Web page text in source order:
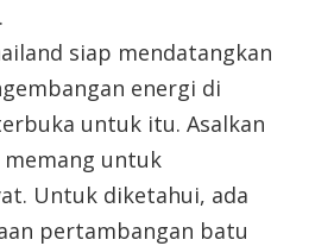
siap mendatangkan
energi di
untuk itu. Asalkan
untuk
Untuk diketahui, ada
pertambangan batu